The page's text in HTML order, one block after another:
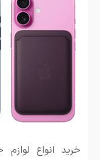
خرید انواع